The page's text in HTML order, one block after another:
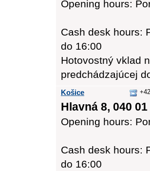
Opening hours:
Cash desk hours:
do 16:00
Hotovostný vklad
predchádzajúcej
Košice
Hlavná 8, 040 01
Opening hours:
Cash desk hours:
do 16:00